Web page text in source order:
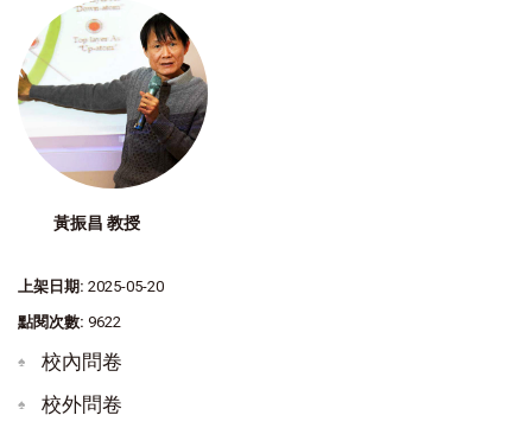
黃振昌 教授
上架日期: 2025-05-20
點閱次數: 9622
校內問卷
校外問卷